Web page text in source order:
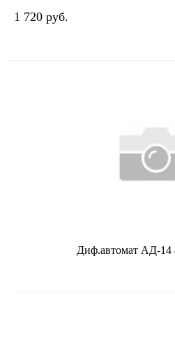
1 720 руб.
Диф.автомат АД-